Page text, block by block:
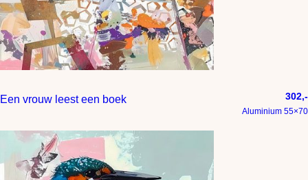
Een vrouw leest een boek 302,-
Aluminium 55×70